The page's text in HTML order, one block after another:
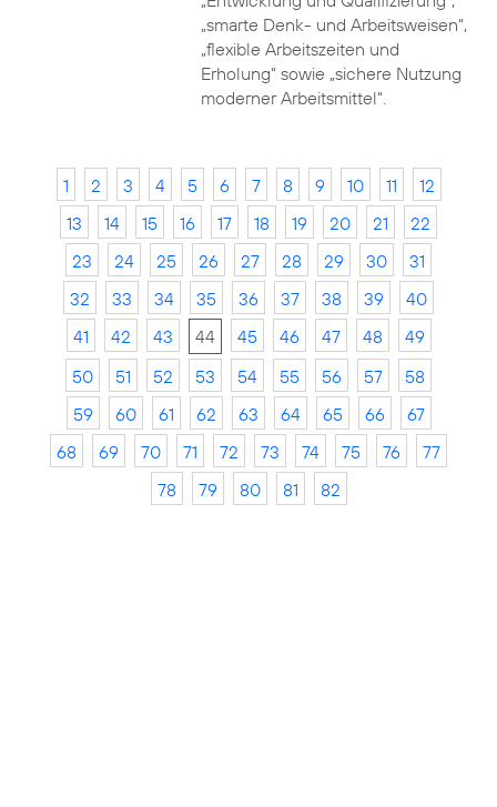
„smarte Denk- und Arbeitsweisen“,
„flexible Arbeitszeiten und
Erholung“ sowie „sichere Nutzung
moderner Arbeitsmittel“.
1 2 3 4 5 6 7 8 9 10 11
12
13
14 15 16 17 18 19 20 21
22
23
24 25 26 27 28 29 30
31
32
33 34 35 36 37 38 39
40
41
42 43 44 45 46 47 48
49
50
51 52 53 54 55 56 57
58
59
60 61 62 63 64 65 66
67
68
69 70 71 72 73 74 75 76
77
78
79 80 81 82